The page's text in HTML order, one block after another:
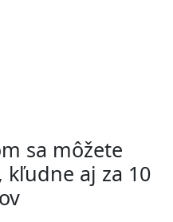
sa môžete
kľudne aj za 10